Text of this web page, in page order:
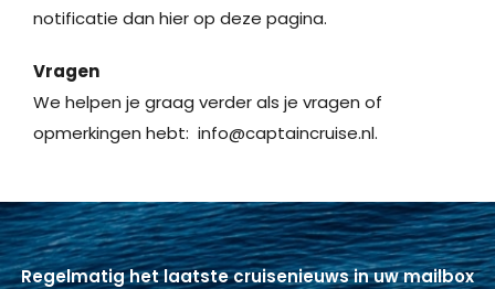
notificatie dan hier op deze pagina.
Vragen
We helpen je graag verder als je vragen of
opmerkingen hebt: info@captaincruise.nl.
Regelmatig het laatste cruisenieuws in uw mailbox